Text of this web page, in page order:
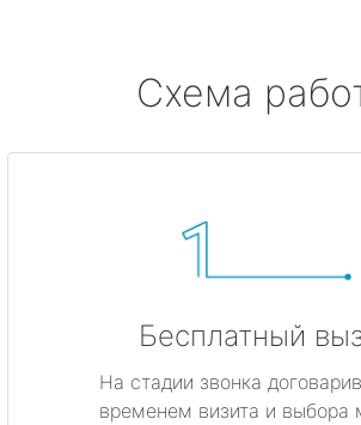
Схема
Бесплатный
На стадии звонка
временем визита и выбора